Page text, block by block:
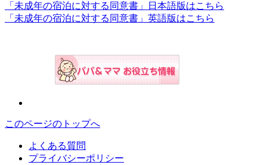
「未成年の宿泊に対する同意書」日本語版はこちら
「未成年の宿泊に対する同意書」英語版はこちら
このページのトップへ
よくある質問
プライバシーポリシー